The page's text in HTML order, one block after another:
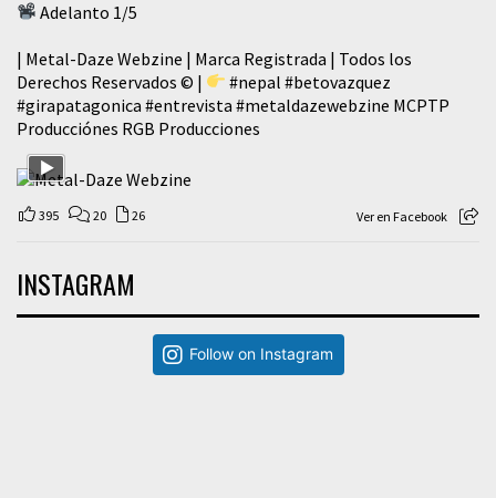
Adelanto 1/5
| Metal-Daze Webzine | Marca Registrada | Todos los
Derechos Reservados © |
#nepal #betovazquez
#girapatagonica #entrevista #metaldazewebzine MCPTP
Producciónes RGB Producciones
395 20 26 Ver en Facebook
INSTAGRAM
Follow on Instagram